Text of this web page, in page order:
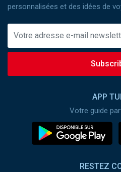
personnalisées et des idées de
APP
Votre guide
RESTEZ